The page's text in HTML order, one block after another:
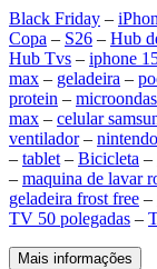
Black Friday –
Copa – S26 – Hub
Hub Tvs – iphone
max – geladeira –
protein – microondas
max – celular
ventilador–
– tablet – Bicicleta –
– maquina de lavar
geladeira frost free –
TV 50 polegadas –
Mais informações